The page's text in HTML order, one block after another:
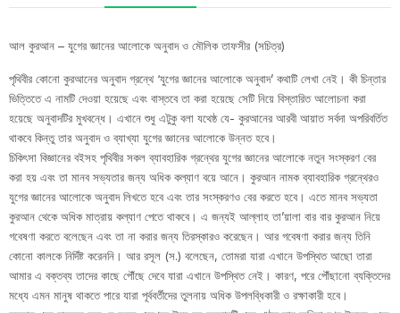
আল কুরআন – যুগের জ্ঞানের আলোকে অনুবাদ ও মৌলিক তাফসীর (সচিত্র)
পৃথিবীর কোনো কুরআনের অনুবাদ গ্রন্থে ‘যুগের জ্ঞানের আলোকে অনুবাদ’ কথাটি লেখা নেই। কী চিন্তার
ভিত্তিতে এ নামটি দেওয়া হয়েছে এবং বাস্তবে তা করা হয়েছে সেটি নিয়ে বিস্তারিত আলোচনা করা
হয়েছে অনুবাদটির মুখবন্ধে। এখানে শুধু এটুকু বলা যথেষ্ঠ যে- কুরআনের আরবী আয়াত সর্বদা অপরিবর্তিত
থাকবে কিন্তু তার অনুবাদ ও ব্যাখ্যা যুগের জ্ঞানের আলোকে উন্নত হবে।
চিকিৎসা বিজ্ঞানের বইসহ পৃথিবীর সকল ব্যাবহারিক গ্রন্থের যুগের জ্ঞানের আলোকে নতুন সংস্করণ বের
করা হয় এবং তা মানব সভ্যতার জন্য অধিক কল্যাণ বয়ে আনে। কুরআন নামক ব্যাবহারিক গ্রন্থেরও
যুগের জ্ঞানের আলোকে অনুবাদ লিখতে হবে এবং তার সংস্করণও বের করতে হবে। এতে মানব সভ্যতা
কুরআন থেকে অধিক মাত্রায় কল্যাণ পেতে থাকবে। এ জন্যই আল্লাহ তা’য়ালা বার বার কুরআন নিয়ে
গবেষণা করতে বলেছেন এবং তা না করার জন্য তিরস্কারও করেছেন। আর গবেষণা করার জন্য তিনি
কোনো কালকে নির্দিষ্ট করেননি। আর রসূল (স.) বলেছেন, তোমরা যারা এখানে উপস্থিত আছো তারা
আমার এ বক্তব্য তাদের কাছে পৌঁছে দেবে যারা এখানে উপস্থিত নেই। কারণ, পরে পৌঁছানো ব্যক্তিদের
মধ্যে এমন মানুষ থাকতে পারে যারা পূর্ববর্তীদের তুলনায় অধিক উপলব্ধিকারী ও রক্ষাকারী হবে।